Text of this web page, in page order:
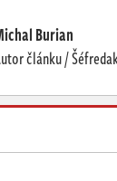
Burian
článku /